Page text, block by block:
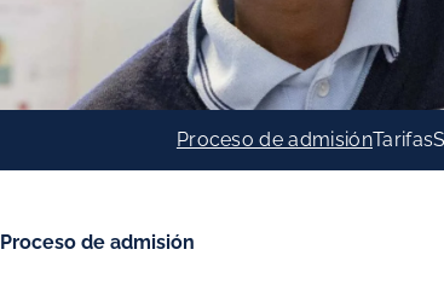
Proceso de admisiónTarifas
Proceso de admisión